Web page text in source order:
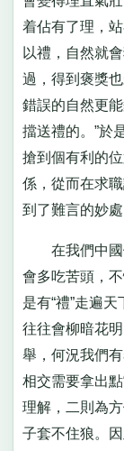
着佔有了理，
以禮，自然就
過，得到褒獎
錯誤的自然更
擋送禮的。”於
搶到個有利的
係，從而在求
到了難言的妙
在我們中國
會多吃苦頭，
是有“禮”走遍
往往會柳暗花
舉，何況我們
相交需要拿出
理解，二則為
子套不住狼。